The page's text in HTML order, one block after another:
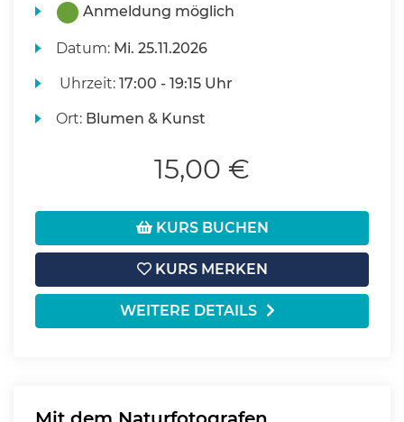
Anmeldung möglich
Datum: Mi. 25.11.2026
Uhrzeit:17:00 - 19:15 Uhr
Ort: Blumen & Kunst
15,00 €
KURS BUCHEN
KURS MERKEN
WEITERE DETAILS